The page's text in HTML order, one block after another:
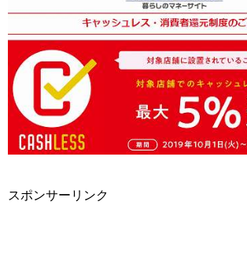
スポンサーリンク